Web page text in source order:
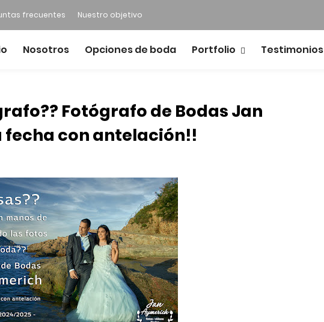
frecuentes Nuestro objetivo
Nosotros Opciones de boda Portfolio Testimonios
Fotógrafo de Bodas Jan
fecha con antelación!!